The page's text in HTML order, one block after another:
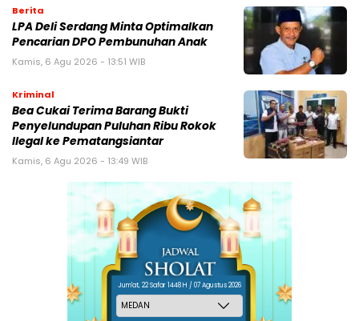
Berita
LPA Deli Serdang Minta Optimalkan
Pencarian DPO Pembunuhan Anak
Kamis, 6 Agu 2026 - 13:51 WIB
Kriminal
Bea Cukai Terima Barang Bukti
Penyelundupan Puluhan Ribu Rokok
Ilegal ke Pematangsiantar
Kamis, 6 Agu 2026 - 13:49 WIB
Jum'at, 22 Safar 1448 H / 07 Agustus 2026